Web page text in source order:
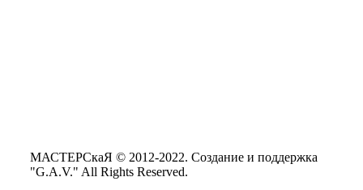
МАСТЕРСкаЯ © 2012-2022. Создание и поддержка
"G.A.V." All Rights Reserved.